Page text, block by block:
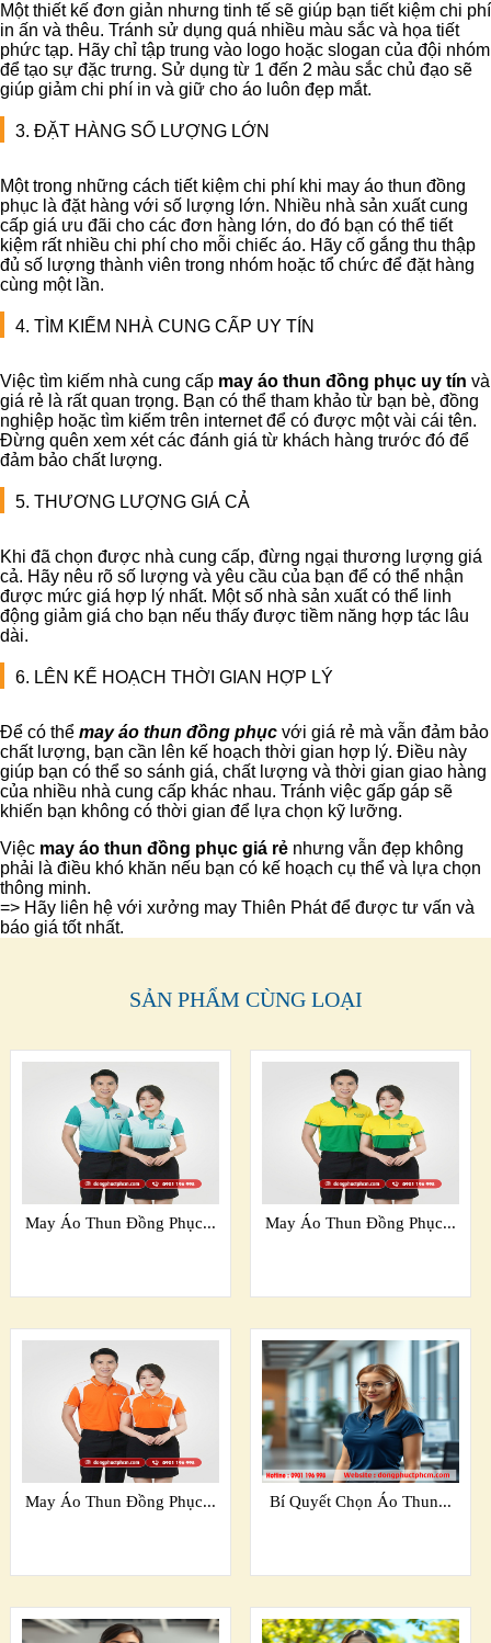
Một thiết kế đơn giản nhưng tinh tế sẽ giúp bạn tiết kiệm chi phí
in ấn và thêu. Tránh sử dụng quá nhiều màu sắc và họa tiết
phức tạp. Hãy chỉ tập trung vào logo hoặc slogan của đội nhóm
để tạo sự đặc trưng. Sử dụng từ 1 đến 2 màu sắc chủ đạo sẽ
giúp giảm chi phí in và giữ cho áo luôn đẹp mắt.
3. ĐẶT HÀNG SỐ LƯỢNG LỚN
Một trong những cách tiết kiệm chi phí khi may áo thun đồng
phục là đặt hàng với số lượng lớn. Nhiều nhà sản xuất cung
cấp giá ưu đãi cho các đơn hàng lớn, do đó bạn có thể tiết
kiệm rất nhiều chi phí cho mỗi chiếc áo. Hãy cố gắng thu thập
đủ số lượng thành viên trong nhóm hoặc tổ chức để đặt hàng
cùng một lần.
4. TÌM KIẾM NHÀ CUNG CẤP UY TÍN
Việc tìm kiếm nhà cung cấp may áo thun đồng phục uy tín và
giá rẻ là rất quan trọng. Bạn có thể tham khảo từ bạn bè, đồng
nghiệp hoặc tìm kiếm trên internet để có được một vài cái tên.
Đừng quên xem xét các đánh giá từ khách hàng trước đó để
đảm bảo chất lượng.
5. THƯƠNG LƯỢNG GIÁ CẢ
Khi đã chọn được nhà cung cấp, đừng ngại thương lượng giá
cả. Hãy nêu rõ số lượng và yêu cầu của bạn để có thể nhận
được mức giá hợp lý nhất. Một số nhà sản xuất có thể linh
động giảm giá cho bạn nếu thấy được tiềm năng hợp tác lâu
dài.
6. LÊN KẾ HOẠCH THỜI GIAN HỢP LÝ
Để có thể may áo thun đồng phục với giá rẻ mà vẫn đảm bảo
chất lượng, bạn cần lên kế hoạch thời gian hợp lý. Điều này
giúp bạn có thể so sánh giá, chất lượng và thời gian giao hàng
của nhiều nhà cung cấp khác nhau. Tránh việc gấp gáp sẽ
khiến bạn không có thời gian để lựa chọn kỹ lưỡng.
Việc may áo thun đồng phục giá rẻ nhưng vẫn đẹp không
phải là điều khó khăn nếu bạn có kế hoạch cụ thể và lựa chọn
thông minh.
=> Hãy liên hệ với xưởng may Thiên Phát để được tư vấn và
báo giá tốt nhất.
SẢN PHẨM CÙNG LOẠI
May Áo Thun Đồng Phục... May Áo Thun Đồng Phục...
May Áo Thun Đồng Phục... Bí Quyết Chọn Áo Thun...